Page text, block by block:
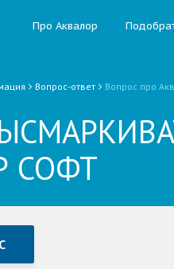
Про Аквалор
Вопрос-ответ Вопрос про
СОФТ